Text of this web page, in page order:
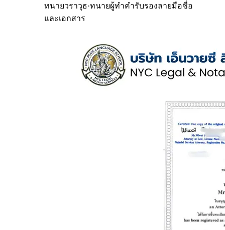
ทนายวราวุธ·ทนายผู้ทำคำรับรองลายมือชื่อ
และเอกสาร